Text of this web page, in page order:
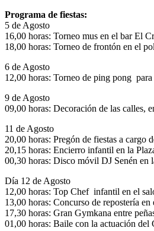
Programa de fiestas:
5 de Agosto
16,00 horas: Torneo mus en el bar El
18,00 horas: Torneo de frontón en el
6 de Agosto
12,00 horas: Torneo de ping pong
9 de Agosto
09,00 horas: Decoración de las calles,
11 de Agosto
20,00 horas: Pregón de fiestas a cargo
20,15 horas: Encierro infantil en la
00,30 horas: Disco móvil DJ Senén en
Día 12 de Agosto
12,00 horas: Top Chef infantil en el
13,00 horas: Concurso de repostería en
17,30 horas: Gran Gymkana entre
01,00 horas: Baile con la actuación